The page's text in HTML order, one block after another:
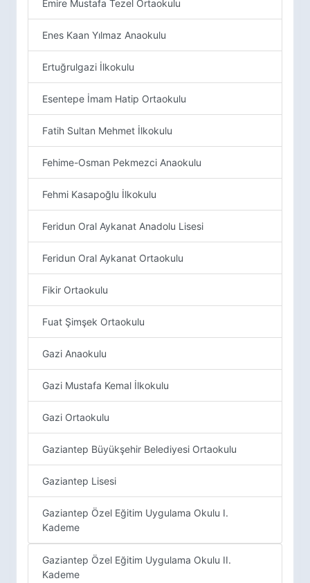
Emire Mustafa Tezel Ortaokulu
Enes Kaan Yılmaz Anaokulu
Ertuğrulgazi İlkokulu
Esentepe İmam Hatip Ortaokulu
Fatih Sultan Mehmet İlkokulu
Fehime-Osman Pekmezci Anaokulu
Fehmi Kasapoğlu İlkokulu
Feridun Oral Aykanat Anadolu Lisesi
Feridun Oral Aykanat Ortaokulu
Fikir Ortaokulu
Fuat Şimşek Ortaokulu
Gazi Anaokulu
Gazi Mustafa Kemal İlkokulu
Gazi Ortaokulu
Gaziantep Büyükşehir Belediyesi Ortaokulu
Gaziantep Lisesi
Gaziantep Özel Eğitim Uygulama Okulu I.
Kademe
Gaziantep Özel Eğitim Uygulama Okulu II.
Kademe